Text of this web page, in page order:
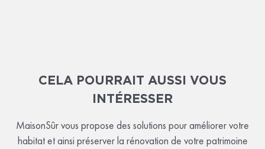
CELA POURRAIT AUSSI VOUS
INTÉRESSER
MaisonSûr vous propose des solutions pour améliorer votre
habitat et ainsi préserver la rénovation de votre patrimoine